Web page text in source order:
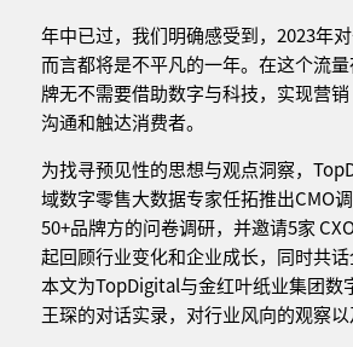
年中已过，我们明确感受到，2023年
而言都将是不平凡的一年。在这个流
牌无不需要借助数字与科技，实现营
沟通和触达消费者。
为找寻预见性的思想与观点洞察，
域数字零售大数据专家任拓推出CMO
50+品牌方的问卷调研，并邀请5家
起回顾行业变化和企业成长，同时共话
本文为TopDigital与金红叶纸业集团数
王琛的对话实录，对行业风向的观察以